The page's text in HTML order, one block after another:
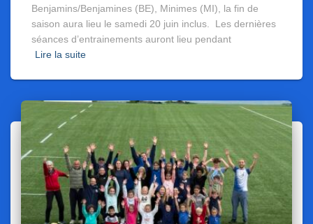
Benjamins/Benjamines (BE), Minimes (MI), la fin de
saison aura lieu le samedi 20 juin inclus. Les dernières
séances d’entrainements auront lieu pendant
Lire la suite